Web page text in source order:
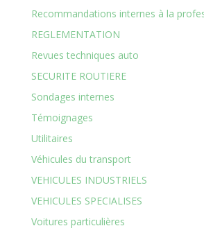
Recommandations internes à la
REGLEMENTATION
Revues techniques auto
SECURITE ROUTIERE
Sondages internes
Témoignages
Utilitaires
Véhicules du transport
VEHICULES INDUSTRIELS
VEHICULES SPECIALISES
Voitures particulières